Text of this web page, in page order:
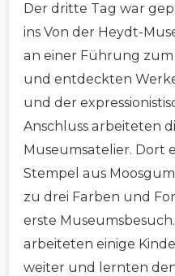
Der dritte Tag war
ins Von der Heydt-
an einer Führung
und entdeckten
und der
Anschluss arbeiteten
Museumsatelier. Dort
Stempel aus
zu drei Farben und
erste
arbeiteten einige
weiter und lernten